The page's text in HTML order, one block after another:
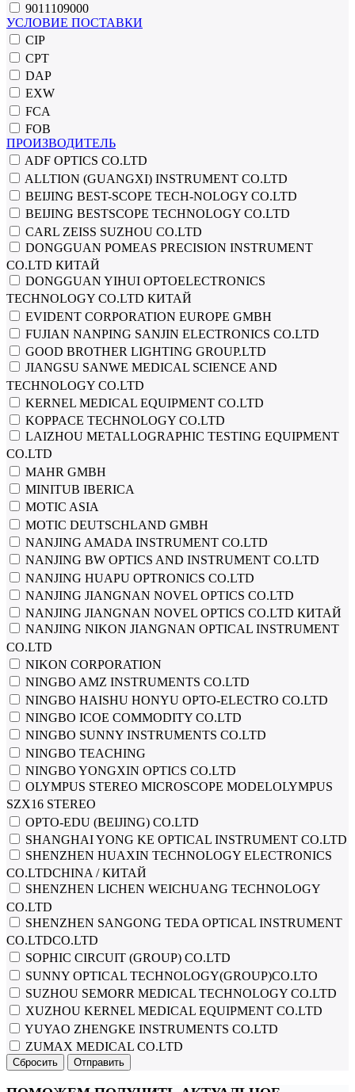
9011109000
УСЛОВИЕ ПОСТАВКИ
CIP
CPT
DAP
EXW
FCA
FOB
ПРОИЗВОДИТЕЛЬ
ADF OPTICS CO.LTD
ALLTION (GUANGXI) INSTRUMENT CO.LTD
BEIJING BEST-SCOPE TECH-NOLOGY CO.LTD
BEIJING BESTSCOPE TECHNOLOGY CO.LTD
CARL ZEISS SUZHOU CO.LTD
DONGGUAN POMEAS PRECISION INSTRUMENT
CO.LTD КИТАЙ
DONGGUAN YIHUI OPTOELECTRONICS
TECHNOLOGY CO.LTD КИТАЙ
EVIDENT CORPORATION EUROPE GMBH
FUJIAN NANPING SANJIN ELECTRONICS CO.LTD
GOOD BROTHER LIGHTING GROUP.LTD
JIANGSU SANWE MEDICAL SCIENCE AND
TECHNOLOGY CO.LTD
KERNEL MEDICAL EQUIPMENT CO.LTD
KOPPACE TECHNOLOGY CO.LTD
LAIZHOU METALLOGRAPHIC TESTING EQUIPMENT
CO.LTD
MAHR GMBH
MINITUB IBERICA
MOTIC ASIA
MOTIC DEUTSCHLAND GMBH
NANJING AMADA INSTRUMENT CO.LTD
NANJING BW OPTICS AND INSTRUMENT CO.LTD
NANJING HUAPU OPTRONICS CO.LTD
NANJING JIANGNAN NOVEL OPTICS CO.LTD
NANJING JIANGNAN NOVEL OPTICS CO.LTD КИТАЙ
NANJING NIKON JIANGNAN OPTICAL INSTRUMENT
CO.LTD
NIKON CORPORATION
NINGBO AMZ INSTRUMENTS CO.LTD
NINGBO HAISHU HONYU OPTO-ELECTRO CO.LTD
NINGBO ICOE COMMODITY CO.LTD
NINGBO SUNNY INSTRUMENTS CO.LTD
NINGBO TEACHING
NINGBO YONGXIN OPTICS CO.LTD
OLYMPUS STEREO MICROSCOPE MODELOLYMPUS
SZX16 STEREO
OPTO-EDU (BEIJING) CO.LTD
SHANGHAI YONG KE OPTICAL INSTRUMENT CO.LTD
SHENZHEN HUAXIN TECHNOLOGY ELECTRONICS
CO.LTDCHINA / КИТАЙ
SHENZHEN LICHEN WEICHUANG TECHNOLOGY
CO.LTD
SHENZHEN SANGONG TEDA OPTICAL INSTRUMENT
CO.LTDCO.LTD
SOPHIC CIRCUIT (GROUP) CO.LTD
SUNNY OPTICAL TECHNOLOGY(GROUP)CO.LTO
SUZHOU SEMORR MEDICAL TECHNOLOGY CO.LTD
XUZHOU KERNEL MEDICAL EQUIPMENT CO.LTD
YUYAO ZHENGKE INSTRUMENTS CO.LTD
ZUMAX MEDICAL CO.LTD
Сбросить Отправить